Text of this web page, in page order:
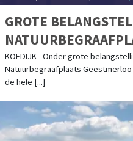
GROTE
KOEDIJK - Onder grote
Natuurbegraafplaats
de hele [...]